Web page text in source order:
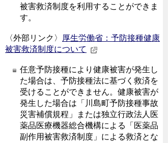
被害救済制度を利用することができま
す。
〈外部リンク〉
厚生労働省：予防接種健康
被害救済制度について
任意予防接種により健康被害が発生し
た場合は、予防接種法に基づく救済を
受けることができません。健康被害が
発生した場合は「川島町予防接種事故
災害補償規程」または独立行政法人医
薬品医療機器総合機構による「医薬品
副作用被害救済制度」による救済とな